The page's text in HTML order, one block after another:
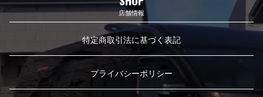
店舗情報
特定商取引法に基づく表記
プライバシーポリシー